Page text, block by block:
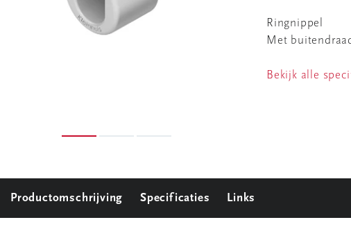
Ringnippel
Met
Bekijk alle
Productomschrijving Specificaties Links